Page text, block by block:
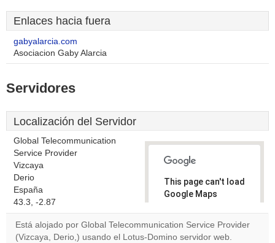
Enlaces hacia fuera
gabyalarcia.com
Asociacion Gaby Alarcia
Servidores
Localización del Servidor
Global Telecommunication
Service Provider
Vizcaya
Derio
España
43.3, -2.87
This page can't load
Google Maps
Está alojado por Global Telecommunication Service Provider
(Vizcaya, Derio,) usando el Lotus-Domino servidor web.